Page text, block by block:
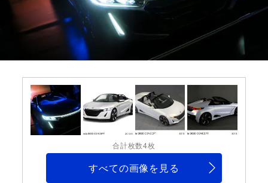
合計枚数4枚
すべての画像を見る